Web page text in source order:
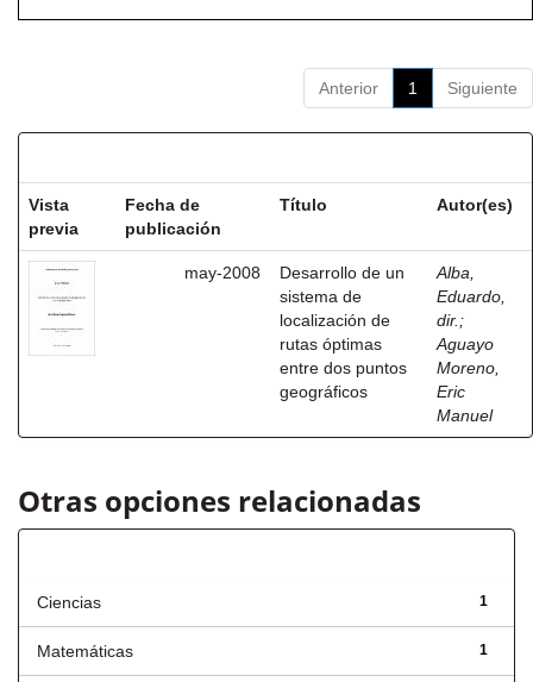
Anterior 1 Siguiente
Vista
previa
Fecha de
publicación
Título Autor(es)
may-2008
Desarrollo de un
sistema de
localización de
rutas óptimas
entre dos puntos
geográficos
Alba,
Eduardo,
dir. ;
Aguayo
Moreno,
Eric
Manuel
Otras opciones relacionadas
1
Ciencias
1
Matemáticas